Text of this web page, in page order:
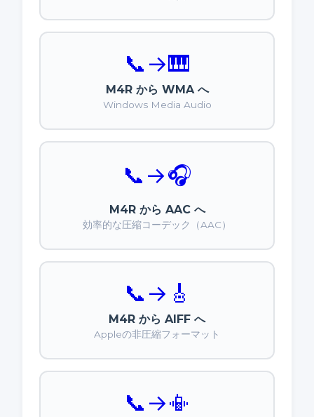
📞 →🎹
M4R から WMA へ
Windows Media Audio
📞 →🎧
M4R から AAC へ
効率的な圧縮コーデック（AAC）
📞 → 🎸
M4R から AIFF へ
Appleの非圧縮フォーマット
📞 →📳